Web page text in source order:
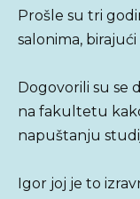
Prošle su tri
salonima,
Dogovorili su se
na fakultetu
napuštanju
Igor joj je to